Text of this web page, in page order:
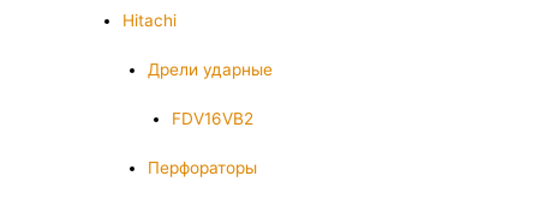
Hitachi
Дрели ударные
FDV16VB2
Перфораторы